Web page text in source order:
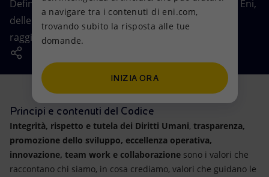
Mission e valori
Persone e Partnership
Net Zero
Modello satellitare
Energia accessibile
Innovazione
Diversificazione energetica
Tecnologie per la transizione
Collaborazioni per l'innovazione
Attività nel mondo
Imprese
Mobilità
Definisce i valori e i principi che guidano l'azione di Eni,
delle sue persone e di chi contribuisce al
raggiungimento dei suoi obiettivi.
Principi e contenuti del Codice
Integrità, rispetto e tutela dei Diritti Umani, trasparenza,
promozione dello sviluppo, eccellenza operativa,
innovazione, team work e collaborazione sono i valori che
raccontano chi siamo, in cosa crediamo, valori che guidano le
a navigare tra i contenuti di eni.com,
trovando subito la risposta alle tue
domande.
INIZIA ORA